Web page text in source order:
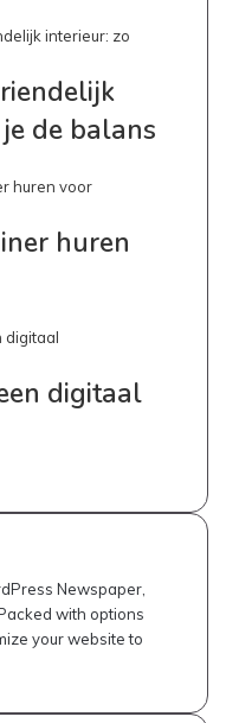
de balans
huren
digitaal
Newspaper,
with options
your website to